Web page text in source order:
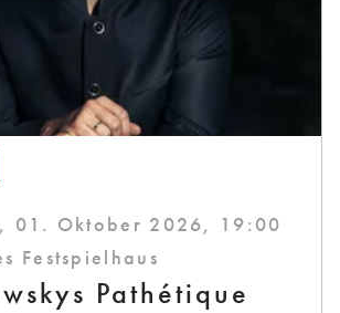
01. Oktober 2026, 19:00
Festspielhaus
Pathétique